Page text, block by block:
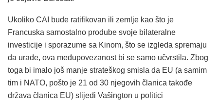
Ukoliko CAI bude ratifikovan ili zemlje kao što je
Francuska samostalno prodube svoje bilateralne
investicije i sporazume sa Kinom, što se izgleda spremaju
da urade, ova međupovezanost bi se samo učvrstila. Zbog
toga bi imalo još manje strateškog smisla da EU (a samim
tim i NATO, pošto je 21 od 30 njegovih članica takođe
država članica EU) slijedi Vašington u politici